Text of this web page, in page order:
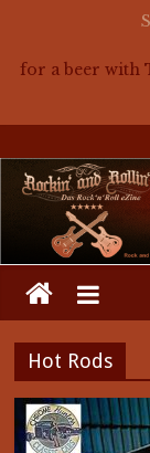
for a beer with
Mosaik
Rockabilly,
auf ein Bier
auf ein Bier mit
Hot Rods